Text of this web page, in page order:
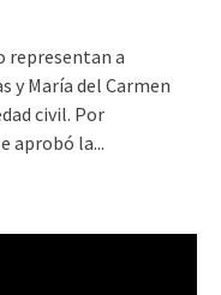
representan a
y María del Carmen
civil. Por
aprobó la...